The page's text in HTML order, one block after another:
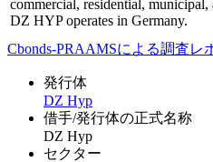
commercial, residential,
DZ HYP operates in Germany.
Cbonds-PRAAMSによる調査レ
発行体
DZ Hyp
借手/発行体の正式名称
DZ Hyp
セクター